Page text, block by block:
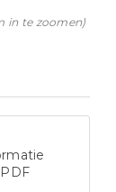
in te zoomen)